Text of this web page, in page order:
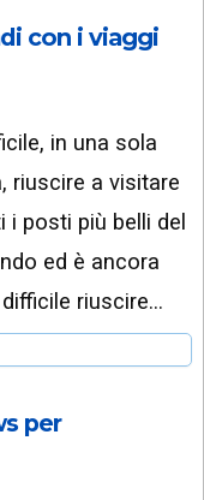
con i viaggi
in una sola
riuscire a visitare
i posti più belli del
ed è ancora
riuscire…
per